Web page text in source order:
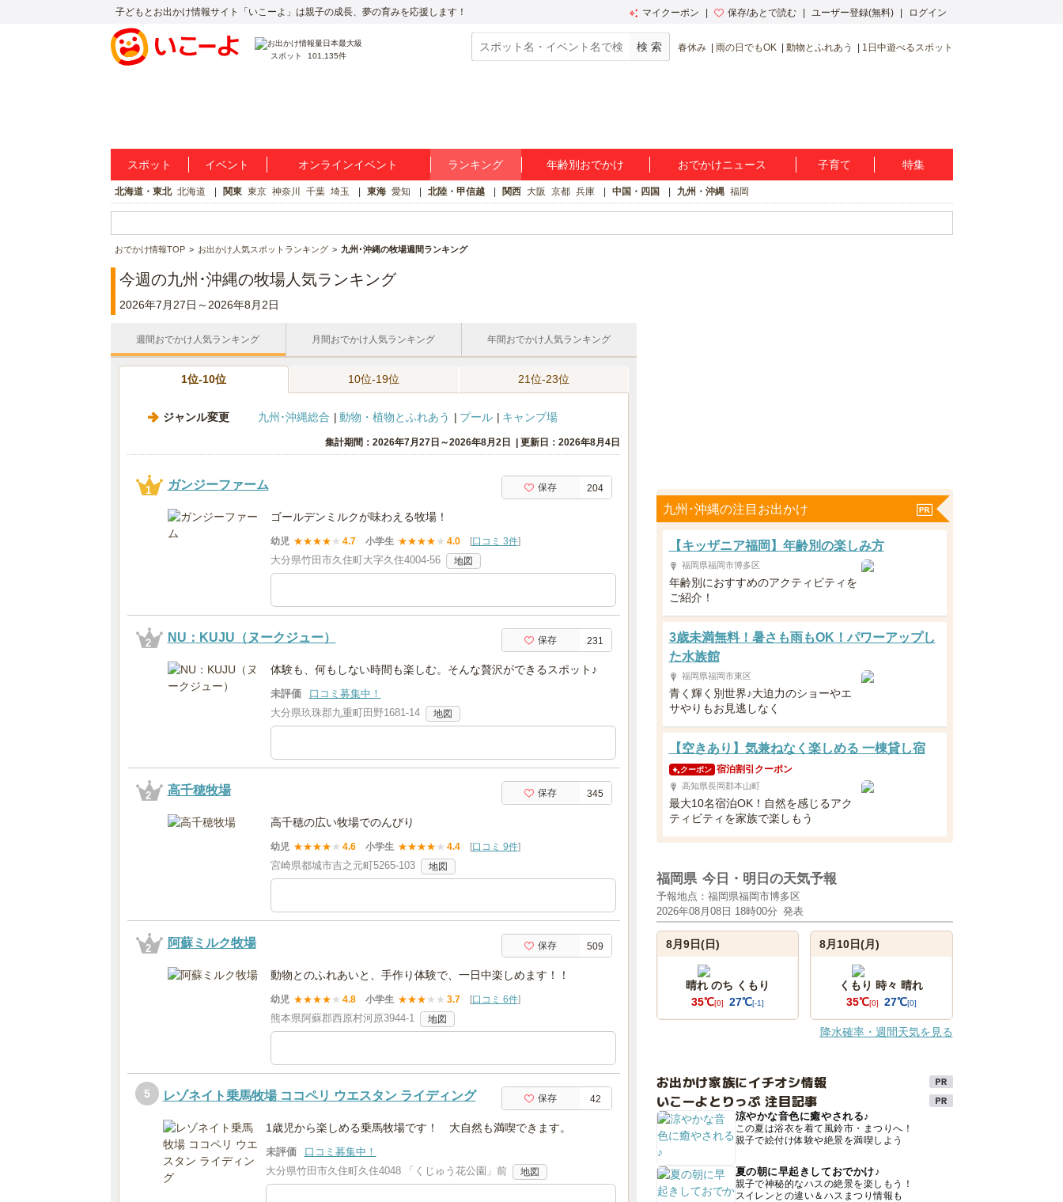
子どもとお出かけ情報サイト「いこーよ」は親子の成長、夢の育みを応援します！ マイクーポン 保存/あとで読む ユーザー登録(無料) ログイン
スポット 101,135件
春休み 雨の日でもOK 動物とふれあう 1日中遊べるスポット
スポット イベント オンラインイベント ランキング 年齢別おでかけ おでかけニュース 子育て 特集
北海道・東北 北海道 関東 東京 神奈川 千葉 埼玉 東海 愛知 北陸・甲信越 関西 大阪 京都 兵庫 中国・四国 九州・沖縄 福岡
おでかけ情報TOP お出かけ人気スポットランキング 九州･沖縄の牧場週間ランキング
今週の九州･沖縄の牧場人気ランキング
2026年7月27日～2026年8月2日
週間おでかけ人気ランキング 月間おでかけ人気ランキング 年間おでかけ人気ランキング
1位-10位 10位-19位 21位-23位
ジャンル変更 九州･沖縄総合 動物・植物とふれあう プール キャンプ場
集計期間：2026年7月27日～2026年8月2日 更新日：2026年8月4日
1 ガンジーファーム 保存 204
ゴールデンミルクが味わえる牧場！
幼児 ★★★★ ★ 4.7 小学生 ★★★★ ★ 4.0 [口コミ 3件]
大分県竹田市久住町大字久住4004-56 地図
2 NU：KUJU（ヌークジュー） 保存 231
体験も、何もしない時間も楽しむ。そんな贅沢ができるスポット♪
未評価
口コミ募集中！
大分県玖珠郡九重町田野1681-14
地図
2 高千穂牧場 保存 345
高千穂の広い牧場でのんびり
幼児 ★★★★ ★ 4.6 小学生 ★★★★ ★ 4.4 [口コミ 9件]
宮崎県都城市吉之元町5265-103 地図
2 阿蘇ミルク牧場 保存 509
動物とのふれあいと、手作り体験で、一日中楽しめます！！
幼児 ★★★★ ★ 4.8 小学生 ★★★ ★ ★ 3.7 [口コミ 6件]
熊本県阿蘇郡西原村河原3944-1 地図
5 レゾネイト乗馬牧場 ココペリ ウエスタン ライディング 保存 42
1歳児から楽しめる乗馬牧場です！ 大自然も満喫できます。
未評価
口コミ募集中！
大分県竹田市久住町久住4048 「くじゅう花公園」前
地図
九州･沖縄の注目お出かけ
【キッザニア福岡】年齢別の楽しみ方
福岡県福岡市博多区
年齢別におすすめのアクティビティを
ご紹介！
3歳未満無料！暑さも雨もOK！パワーアップし
た水族館
福岡県福岡市東区
青く輝く別世界♪大迫力のショーやエ
サやりもお見逃しなく
【空きあり】気兼ねなく楽しめる 一棟貸し宿
クーポン 宿泊割引クーポン
高知県長岡郡本山町
最大10名宿泊OK！自然を感じるアク
ティビティを家族で楽しもう
福岡県 今日・明日の天気予報
予報地点：福岡県福岡市博多区
2026年08月08日 18時00分 発表
8月9日(日)
晴れ のち くもり
35℃[0] 27℃[-1]
8月10日(月)
くもり 時々 晴れ
35℃[0] 27℃[0]
降水確率・週間天気を見る
お出かけ家族にイチオシ情報
いこーよとりっぷ 注目記事
涼やかな音色に癒やされる♪
この夏は浴衣を着て風鈴市・まつりへ！
親子で絵付け体験や絶景を満喫しよう
夏の朝に早起きしておでかけ♪
親子で神秘的なハスの絶景を楽しもう！
スイレンとの違い＆ハスまつり情報も